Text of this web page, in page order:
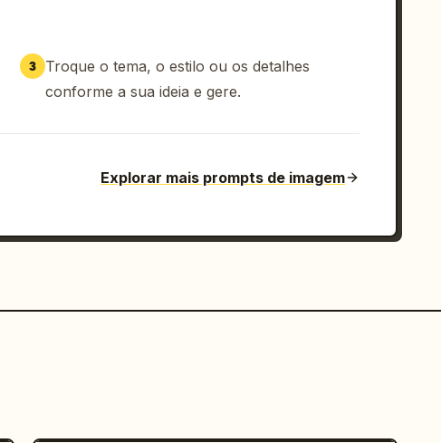
3
Troque o tema, o estilo ou os detalhes
conforme a sua ideia e gere.
Explorar mais prompts de imagem